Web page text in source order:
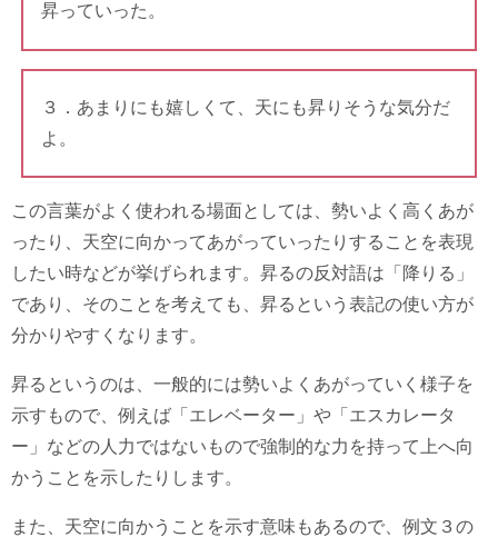
昇っていった。
３．あまりにも嬉しくて、天にも昇りそうな気分だ
よ。
この言葉がよく使われる場面としては、勢いよく高くあが
ったり、天空に向かってあがっていったりすることを表現
したい時などが挙げられます。昇るの反対語は「降りる」
であり、そのことを考えても、昇るという表記の使い方が
分かりやすくなります。
昇るというのは、一般的には勢いよくあがっていく様子を
示すもので、例えば「エレベーター」や「エスカレータ
ー」などの人力ではないもので強制的な力を持って上へ向
かうことを示したりします。
また、天空に向かうことを示す意味もあるので、例文３の